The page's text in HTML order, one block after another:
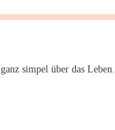
simpel über das Leben.